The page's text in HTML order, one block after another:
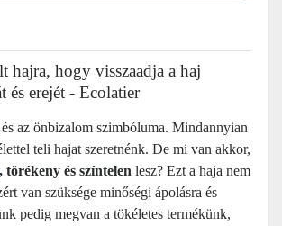
hajra, hogy visszaadja a haj
és erejét - Ecolatier
és az önbizalom szimbóluma. Mindannyian
teli hajat szeretnénk. De mi van akkor,
, törékeny és színtelen lesz? Ezt a haja nem
van szüksége minőségi ápolásra és
pedig megvan a tökéletes termékünk,